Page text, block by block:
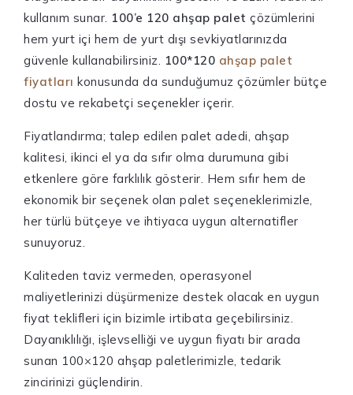
kullanım sunar. 100’e 120 ahşap palet çözümlerini
hem yurt içi hem de yurt dışı sevkiyatlarınızda
güvenle kullanabilirsiniz. 100*120 ahşap palet
fiyatları konusunda da sunduğumuz çözümler bütçe
dostu ve rekabetçi seçenekler içerir.
Fiyatlandırma; talep edilen palet adedi, ahşap
kalitesi, ikinci el ya da sıfır olma durumuna gibi
etkenlere göre farklılık gösterir. Hem sıfır hem de
ekonomik bir seçenek olan palet seçeneklerimizle,
her türlü bütçeye ve ihtiyaca uygun alternatifler
sunuyoruz.
Kaliteden taviz vermeden, operasyonel
maliyetlerinizi düşürmenize destek olacak en uygun
fiyat teklifleri için bizimle irtibata geçebilirsiniz.
Dayanıklılığı, işlevselliği ve uygun fiyatı bir arada
sunan 100×120 ahşap paletlerimizle, tedarik
zincirinizi güçlendirin.